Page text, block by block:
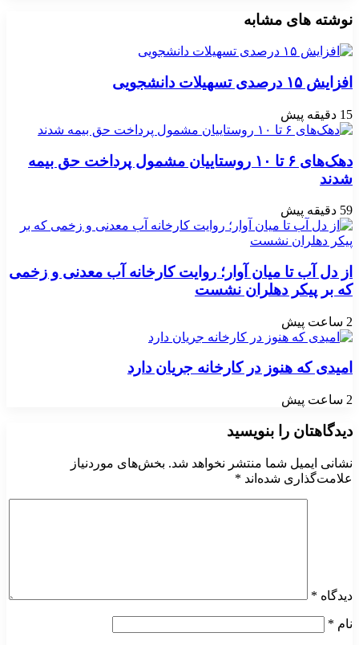
نوشته های مشابه
افزایش ۱۵ درصدی تسهیلات دانشجویی
15 دقیقه پیش
دهک‌های ۶ تا ۱۰ روستاییان مشمول پرداخت حق بیمه
شدند
59 دقیقه پیش
از دل آب تا میان آوار؛ روایت کارخانه آب معدنی و زخمی
که بر پیکر دهلران نشست
2 ساعت پیش
امیدی که هنوز در کارخانه جریان دارد
2 ساعت پیش
دیدگاهتان را بنویسید
نشانی ایمیل شما منتشر نخواهد شد. بخش‌های موردنیاز
علامت‌گذاری شده‌اند *
دیدگاه *
نام *